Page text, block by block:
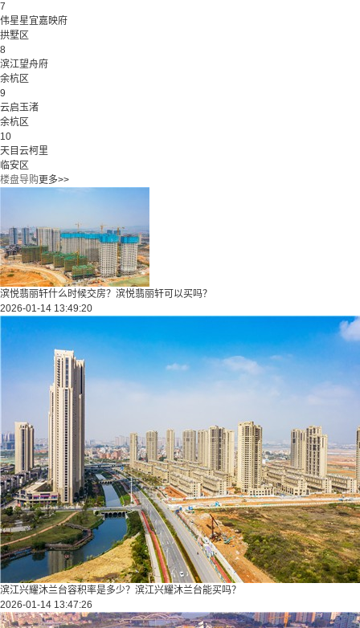
7
伟星星宜嘉映府
拱墅区
8
滨江望舟府
余杭区
9
云启玉渚
余杭区
10
天目云柯里
临安区
楼盘导购更多>>
滨悦翡丽轩什么时候交房？滨悦翡丽轩可以买吗？
2026-01-14 13:49:20
滨江兴耀沐兰台容积率是多少？滨江兴耀沐兰台能买吗？
2026-01-14 13:47:26